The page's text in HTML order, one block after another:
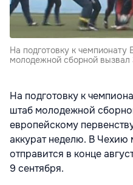
На подготовку к
молодежной сборной вызвал
На подготовку к
штаб молодежной
европейскому
аккурат неделю. В Чехию
отправится в конце
9 сентября.